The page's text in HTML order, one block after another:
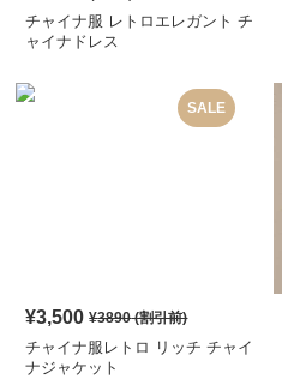
チャイナ服 レトロエレガント チ
ャイナドレス
SALE
¥3,500 ¥3890(割引前)
チャイナ服レトロ リッチ チャイ
ナジャケット